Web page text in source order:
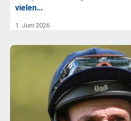
vielen…
1. Juni 2026